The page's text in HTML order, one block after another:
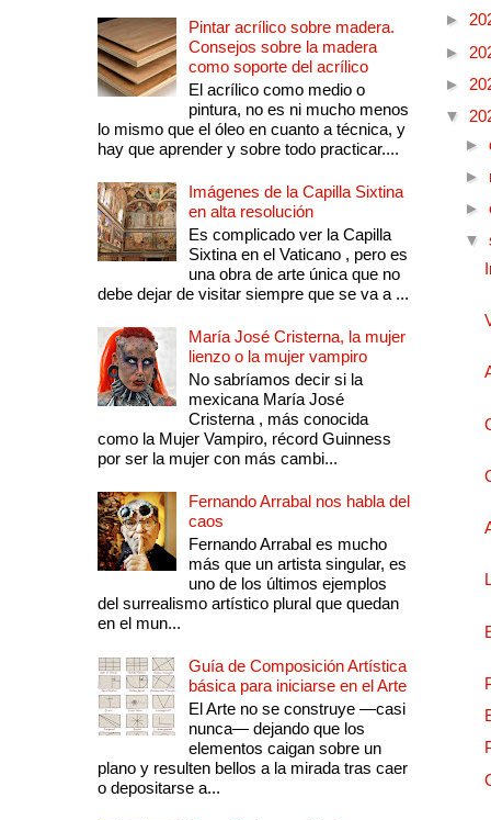
Pintar acrílico sobre madera.
Consejos sobre la madera
como soporte del acrílico
El acrílico como medio o
pintura, no es ni mucho menos
lo mismo que el óleo en cuanto a técnica, y
hay que aprender y sobre todo practicar....
Imágenes de la Capilla Sixtina
en alta resolución
Es complicado ver la Capilla
Sixtina en el Vaticano , pero es
una obra de arte única que no
debe dejar de visitar siempre que se va a ...
María José Cristerna, la mujer
lienzo o la mujer vampiro
No sabríamos decir si la
mexicana María José
Cristerna , más conocida
como la Mujer Vampiro, récord Guinness
por ser la mujer con más cambi...
Fernando Arrabal nos habla del
caos
Fernando Arrabal es mucho
más que un artista singular, es
uno de los últimos ejemplos
del surrealismo artístico plural que quedan
en el mun...
Guía de Composición Artística
básica para iniciarse en el Arte
El Arte no se construye —casi
nunca— dejando que los
elementos caigan sobre un
plano y resulten bellos a la mirada tras caer
o depositarse a...
►
►
►
▼
►
►
►
▼